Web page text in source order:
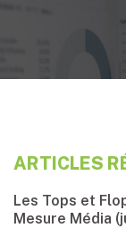
ARTICLES
Les Tops et
Mesure Média